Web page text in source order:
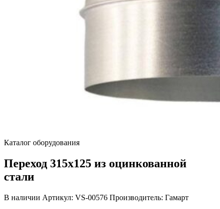
Каталог оборудования
Переход 315х125 из оцинкованной
стали
В наличии Артикул: VS-00576 Производитель: Гамарт